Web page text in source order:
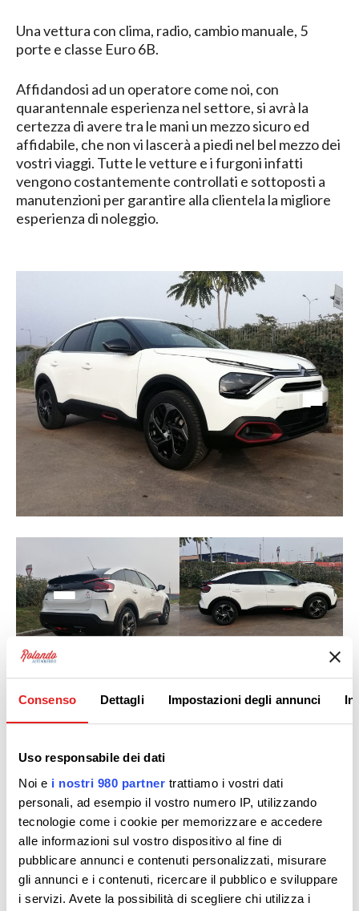
Consenso Dettagli Impostazioni degli annunci
Uso responsabile dei dati
Noi e i nostri 980 partner trattiamo i vostri dati
personali, ad esempio il vostro numero IP, utilizzando
tecnologie come i cookie per memorizzare e accedere
alle informazioni sul vostro dispositivo al fine di
pubblicare annunci e contenuti personalizzati, misurare
gli annunci e i contenuti, ricercare il pubblico e sviluppare
i servizi. Avete la possibilità di scegliere chi utilizza i
Una vettura con clima, radio, cambio manuale, 5
porte e classe Euro 6B.
Affidandosi ad un operatore come noi, con
quarantennale esperienza nel settore, si avrà la
certezza di avere tra le mani un mezzo sicuro ed
affidabile, che non vi lascerà a piedi nel bel mezzo dei
vostri viaggi. Tutte le vetture e i furgoni infatti
vengono costantemente controllati e sottoposti a
manutenzioni per garantire alla clientela la migliore
esperienza di noleggio.